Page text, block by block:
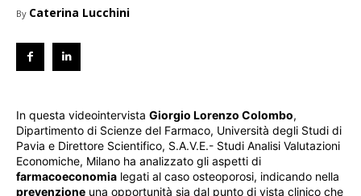
By Caterina Lucchini
In questa videointervista Giorgio Lorenzo Colombo,
Dipartimento di Scienze del Farmaco, Università degli Studi di
Pavia e Direttore Scientifico, S.A.V.E.- Studi Analisi Valutazioni
Economiche, Milano ha analizzato gli aspetti di
farmacoeconomia legati al caso osteoporosi, indicando nella
prevenzione una opportunità sia dal punto di vista clinico che